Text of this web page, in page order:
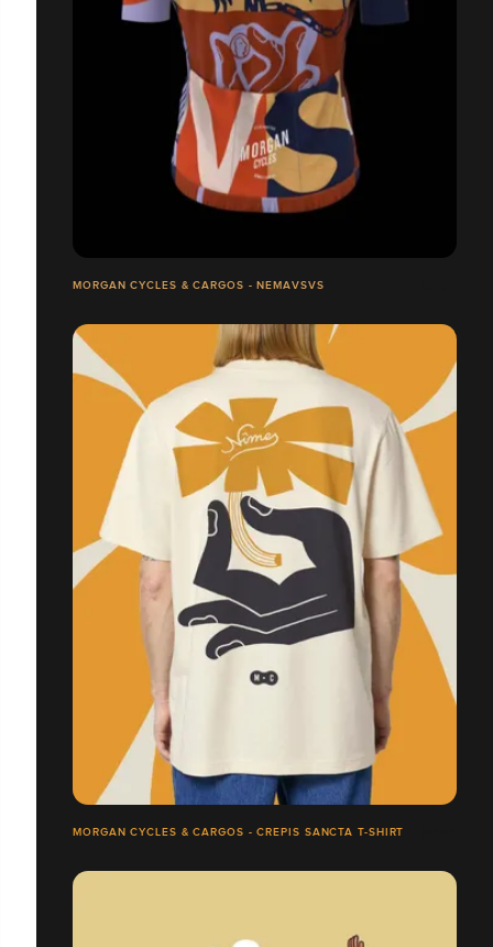
MORGAN CYCLES & CARGOS - NEMAVSVS
MORGAN CYCLES & CARGOS - CREPIS SANCTA T-SHIRT